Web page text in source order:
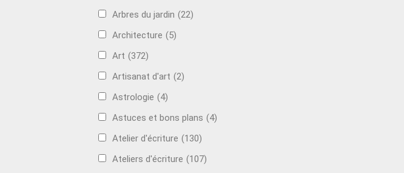
Arbres du jardin (22)
Architecture (5)
Art (372)
Artisanat d'art (2)
Astrologie (4)
Astuces et bons plans (4)
Atelier d'écriture (130)
Ateliers d'écriture (107)